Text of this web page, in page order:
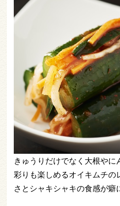
きゅうりだけでなく大根やに
彩りも楽しめるオイキムチの
さとシャキシャキの食感が癖